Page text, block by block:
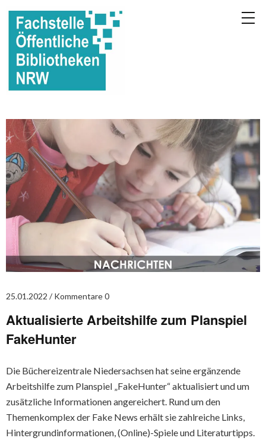
25.01.2022 Kommentare 0
Aktualisierte Arbeitshilfe zum Planspiel
FakeHunter
Die Büchereizentrale Niedersachsen hat seine ergänzende
Arbeitshilfe zum Planspiel „FakeHunter“ aktualisiert und um
zusätzliche Informationen angereichert. Rund um den
Themenkomplex der Fake News erhält sie zahlreiche Links,
Hintergrundinformationen, (Online)-Spiele und Literaturtipps.